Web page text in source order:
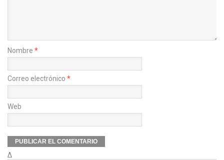
Nombre *
Correo electrónico *
Web
Δ